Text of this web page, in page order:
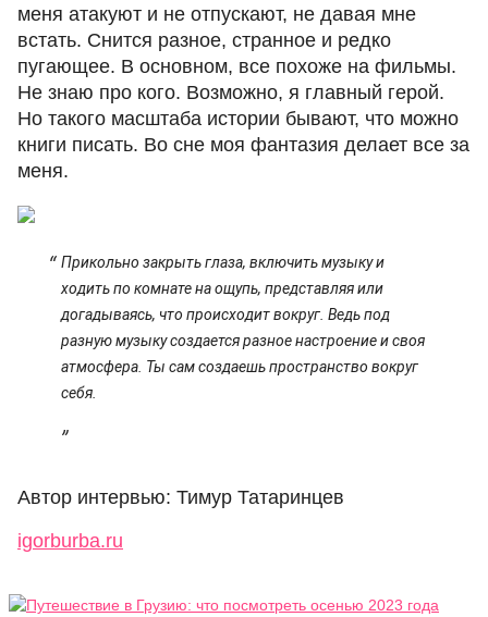
меня атакуют и не отпускают, не давая мне
встать. Снится разное, странное и редко
пугающее. В основном, все похоже на фильмы.
Не знаю про кого. Возможно, я главный герой.
Но такого масштаба истории бывают, что можно
книги писать. Во сне моя фантазия делает все за
меня.
Прикольно закрыть глаза, включить музыку и
ходить по комнате на ощупь, представляя или
догадываясь, что происходит вокруг. Ведь под
разную музыку создается разное настроение и своя
атмосфера. Ты сам создаешь пространство вокруг
себя.
Автор интервью: Тимур Татаринцев
igorburba.ru